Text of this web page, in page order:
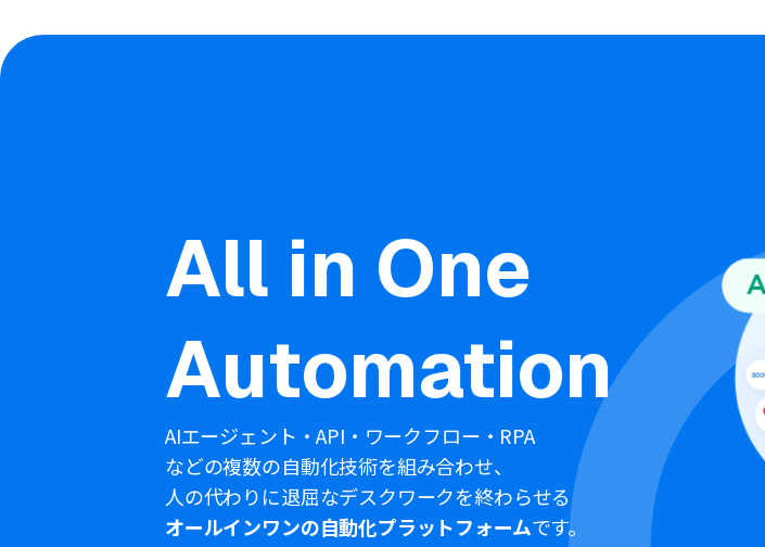
All in One
Automation
AIエージェント・API・ワークフロー・RPA
などの複数の自動化技術を組み合わせ、
人の代わりに退屈なデスクワークを終わらせる
オールインワンの自動化プラットフォームです。